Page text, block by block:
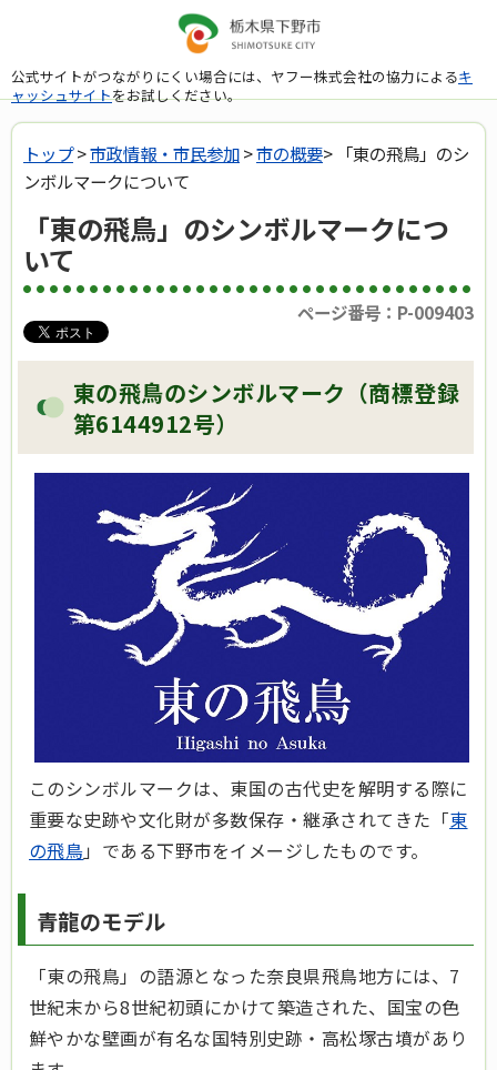
公式サイトがつながりにくい場合には、ヤフー株式会社の協力によるキ
ャッシュサイトをお試しください。
トップ>市政情報・市民参加>市の概要> 「東の飛鳥」のシ
ンボルマークについて
「東の飛鳥」のシンボルマークにつ
いて
ページ番号：P-009403
東の飛鳥のシンボルマーク（商標登録
第6144912号）
このシンボルマークは、東国の古代史を解明する際に
重要な史跡や文化財が多数保存・継承されてきた「東
の飛鳥」である下野市をイメージしたものです。
青龍のモデル
「東の飛鳥」の語源となった奈良県飛鳥地方には、7
世紀末から8世紀初頭にかけて築造された、国宝の色
鮮やかな壁画が有名な国特別史跡・高松塚古墳があり